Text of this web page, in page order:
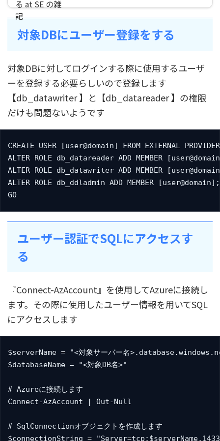
対象DBにユーザー登録をする
対象DBに対してログインする際に使用するユーザ
ーを登録する必要らしいので登録します
【db_datawriter 】と【db_datareader 】の権限
だけも問題ないようです
CREATE USER [user@domain] FROM EXTERNAL
ALTER ROLE db_datareader ADD MEMBER
ALTER ROLE db_datawriter ADD MEMBER
ALTER ROLE db_ddladmin ADD MEMBER [user@domain];
GO
ユーザー認証でSQLにアクセスす
る
『Connect-AzAccount』を使用してAzureに接続し
ます。その際に使用したユーザー情報を用いてSQL
にアクセスします
$serverName = "<対象サーバー名
$databaseName = "<対象DB名>"
# Azureに接続します
Connect-AzAccount | Out-Null
# SqlConnectionオブジェクトを作成します
$connectionString =